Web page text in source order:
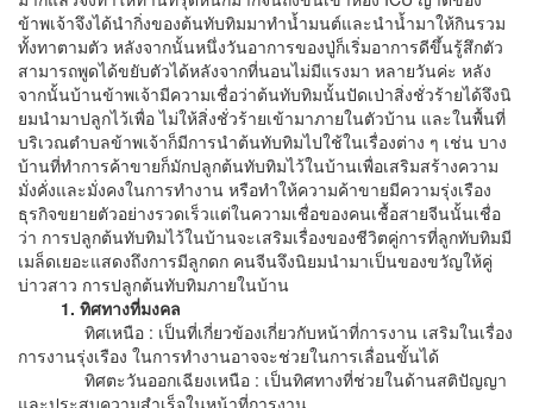
ข้าพเจ้าจึงได้นำกิ่งของต้นทับทิมมาทำน้ำมนต์และนำน้ำมาให้กินรวม
ทั้งทาตามตัว หลังจากนั้นหนึ่งวันอาการของปู่ก็เริ่มอาการดีขึ้นรู้สึกตัว
สามารถพูดได้ขยับตัวได้หลังจากที่นอนไม่มีแรงมา หลายวันค่ะ หลัง
จากนั้นบ้านข้าพเจ้ามีความเชื่อว่าต้นทับทิมนั้นปัดเป่าสิ่งชั่วร้ายได้จึงนิ
ยมนํามาปลูกไว้เพื่อ ไม่ให้สิ่งชั่วร้ายเข้ามาภายในตัวบ้าน และในพื้นที่
บริเวณตำบลข้าพเจ้าก็มีการนําต้นทับทิมไปใช้ในเรื่องต่าง ๆ เช่น บาง
บ้านที่ทําการค้าขายก็มักปลูกต้นทับทิมไว้ในบ้านเพื่อเสริมสร้างความ
มั่งคั่งและมั่งคงในการทํางาน หรือทําให้ความค้าขายมีความรุ่งเรือง
ธุรกิจขยายตัวอย่างรวดเร็วแต่ในความเชื่อของคนเชื้อสายจีนนั้นเชื่อ
ว่า การปลูกต้นทับทิมไว้ในบ้านจะเสริมเรื่องของชีวิตคู่การที่ลูกทับทิมมี
เมล็ดเยอะแสดงถึงการมีลูกดก คนจีนจึงนิยมนํามาเป็นของขวัญให้คู่
บ่าวสาว การปลูกต้นทับทิมภายในบ้าน
1. ทิศทางที่มงคล
ทิศเหนือ : เป็นที่เกี่ยวข้องเกี่ยวกับหน้าที่การงาน เสริมในเรื่อง
การงานรุ่งเรือง ในการทำงานอาจจะช่วยในการเลื่อนขั้นได้
ทิศตะวันออกเฉียงเหนือ : เป็นทิศทางที่ช่วยในด้านสติปัญญา